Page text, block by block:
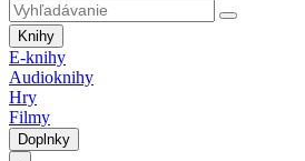
Knihy
E-knihy
Audioknihy
Hry
Filmy
Doplnky